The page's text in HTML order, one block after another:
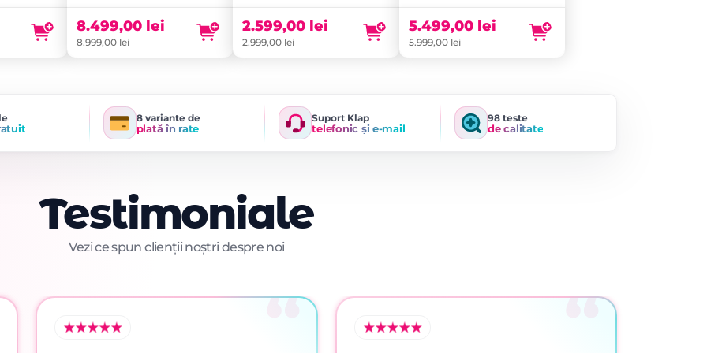
8.999,00lei
fost:
8.999,00 lei.
8.499,00 lei
este:
8.499,00 lei.
2.999,00lei
fost:
2.999,00 lei.
2.599,00 lei
este:
2.599,00 lei.
5.999,00lei
fost:
5.999,00 lei.
5.499,00 lei
este:
5.499,00 lei.
8 variante de
plată în rate
Suport Klap
telefonic și e-mail
98 teste
de calitate
Testimoniale
Vezi ce spun clienții noștri despre noi